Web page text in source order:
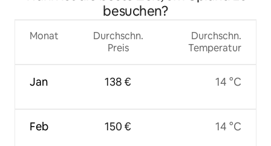
besuchen?
Monat
Jan
Feb
Durchschn.
Preis
138 €
150 €
Durchschn.
Temperatur
14 °C
14 °C